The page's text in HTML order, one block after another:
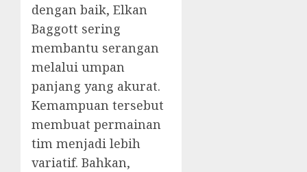
dengan baik, Elkan
Baggott sering
membantu serangan
melalui umpan
panjang yang akurat.
Kemampuan tersebut
membuat permainan
tim menjadi lebih
variatif. Bahkan,